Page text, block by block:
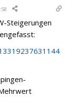
Steigerungen